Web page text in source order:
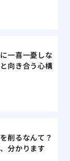
一喜一憂しな
向き合う心構
削るなんて？
分かります